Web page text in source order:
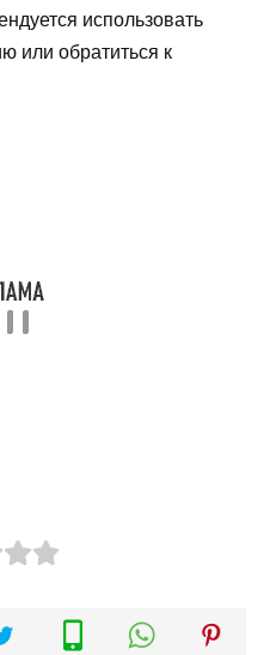
использовать
или обратиться к